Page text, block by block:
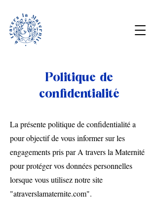
Politique de
confidentialité
La présente politique de confidentialité a
pour objectif de vous informer sur les
engagements pris par A travers la Maternité
pour protéger vos données personnelles
lorsque vous utilisez notre site
"atraverslamaternite.com".